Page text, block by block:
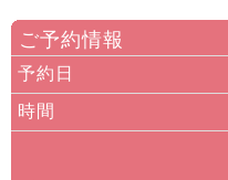
ご予約情報
予約日
時間